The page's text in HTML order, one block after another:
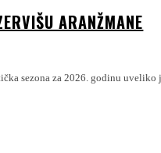
ARANŽMANE